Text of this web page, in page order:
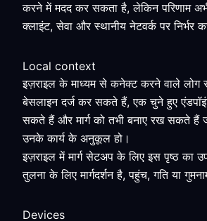
करने में मदद कर सकता है, लेकिन परिणाम
क्लाइंट, सेवा और स्थानीय नेटवर्क पर निर्भर
Local context
इज़राइल के माध्यम से कनेक्ट करने वाले लोग
बेसलाइन दर्ज कर सकते हैं, एक चुने हुए
सकते हैं और मार्ग को तभी बनाए रख सकते हैं
उनके कार्य के अनुकूल हो।
इज़राइल में मार्ग सेटअप के लिए इस पृष्ठ का
तुलना के लिए मार्गदर्शन है, पहुंच, गति या
Devices